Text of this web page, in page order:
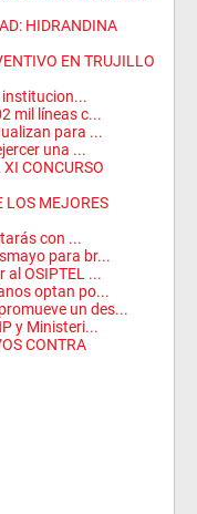
HIDRANDINA
EN TRUJILLO
institucion...
mil líneas c...
para ...
una ...
CONCURSO
LOS MEJORES
con ...
para br...
OSIPTEL ...
optan po...
un des...
y Ministeri...
CONTRA